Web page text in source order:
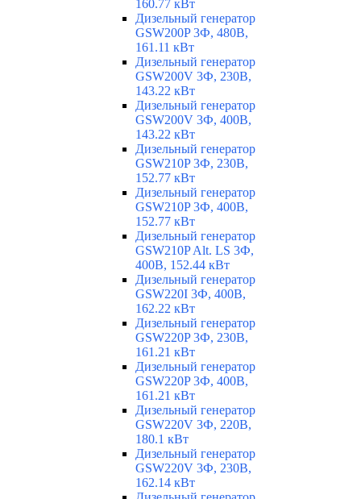
160.77 кВт
Дизельный генератор
GSW200P 3Ф, 480В,
161.11 кВт
Дизельный генератор
GSW200V 3Ф, 230В,
143.22 кВт
Дизельный генератор
GSW200V 3Ф, 400В,
143.22 кВт
Дизельный генератор
GSW210P 3Ф, 230В,
152.77 кВт
Дизельный генератор
GSW210P 3Ф, 400В,
152.77 кВт
Дизельный генератор
GSW210P Alt. LS 3Ф,
400В, 152.44 кВт
Дизельный генератор
GSW220I 3Ф, 400В,
162.22 кВт
Дизельный генератор
GSW220P 3Ф, 230В,
161.21 кВт
Дизельный генератор
GSW220P 3Ф, 400В,
161.21 кВт
Дизельный генератор
GSW220V 3Ф, 220В,
180.1 кВт
Дизельный генератор
GSW220V 3Ф, 230В,
162.14 кВт